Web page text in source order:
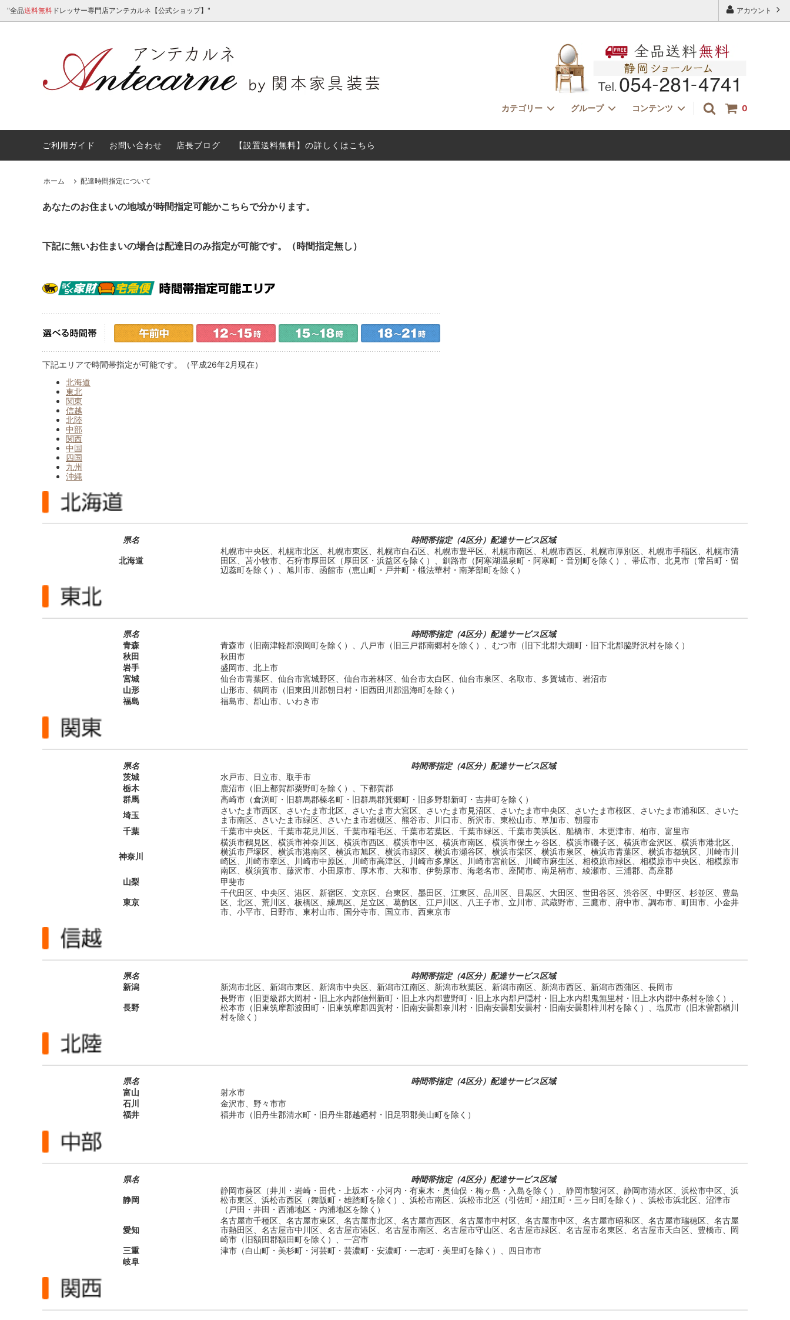
アカウント
"全品送料無料 ドレッサー専門店アンテカルネ【公式ショップ】"
0
カテゴリー
女優ミラーライト付ドレッサー アンティークドレッサー
グループ
ミラー カラー
コンテンツ
サイトマップ
塗装・ファブリック見本（無料）をお送
りします。
ドレッサーご購入前に。よくある質問Ｑ
ご利用ガイド お問い合わせ 店長ブログ 【設置送料無料】の詳しくはこちら
ホーム 配達時間指定について
あなたのお住まいの地域が時間指定可能かこちらで分かります。
下記に無いお住まいの場合は配達日のみ指定が可能です。（時間指定無し）
下記エリアで時間帯指定が可能です。（平成26年2月現在）
北海道
東北
関東
信越
北陸
中部
関西
中国
四国
九州
沖縄
県名 時間帯指定（4区分）配達サービス区域
北海道
札幌市中央区、札幌市北区、札幌市東区、札幌市白石区、札幌市豊平区、札幌市南区、札幌市西区、札幌市厚別区、札幌市手稲区、札幌市清
田区、苫小牧市、石狩市厚田区（厚田区・浜益区を除く）、釧路市（阿寒湖温泉町・阿寒町・音別町を除く）、帯広市、北見市（常呂町・留
辺蕊町を除く）、旭川市、函館市（恵山町・戸井町・椴法華村・南茅部町を除く）
県名
時間帯指定（4区分）配達サービス区域
青森
青森市（旧南津軽郡浪岡町を除く）、八戸市（旧三戸郡南郷村を除く）、むつ市（旧下北郡大畑町・旧下北郡脇野沢村を除く）
秋田
秋田市
岩手
盛岡市、北上市
宮城
仙台市青葉区、仙台市宮城野区、仙台市若林区、仙台市太白区、仙台市泉区、名取市、多賀城市、岩沼市
山形
山形市、鶴岡市（旧東田川郡朝日村・旧西田川郡温海町を除く）
福島
福島市、郡山市、いわき市
県名
時間帯指定（4区分）配達サービス区域
茨城
水戸市、日立市、取手市
栃木
鹿沼市（旧上都賀郡粟野町を除く）、下都賀郡
群馬
高崎市（倉渕町・旧群馬郡榛名町・旧群馬郡箕郷町・旧多野郡新町・吉井町を除く）
埼玉
さいたま市西区、さいたま市北区、さいたま市大宮区、さいたま市見沼区、さいたま市中央区、さいたま市桜区、さいたま市浦和区、さいた
ま市南区、さいたま市緑区、さいたま市岩槻区、熊谷市、川口市、所沢市、東松山市、草加市、朝霞市
千葉
千葉市中央区、千葉市花見川区、千葉市稲毛区、千葉市若葉区、千葉市緑区、千葉市美浜区、船橋市、木更津市、柏市、富里市
神奈川
横浜市鶴見区、横浜市神奈川区、横浜市西区、横浜市中区、横浜市南区、横浜市保土ヶ谷区、横浜市磯子区、横浜市金沢区、横浜市港北区、
横浜市戸塚区、横浜市港南区、横浜市旭区、横浜市緑区、横浜市瀬谷区、横浜市栄区、横浜市泉区、横浜市青葉区、横浜市都筑区、川崎市川
崎区、川崎市幸区、川崎市中原区、川崎市高津区、川崎市多摩区、川崎市宮前区、川崎市麻生区、相模原市緑区、相模原市中央区、相模原市
南区、横須賀市、藤沢市、小田原市、厚木市、大和市、伊勢原市、海老名市、座間市、南足柄市、綾瀬市、三浦郡、高座郡
山梨
甲斐市
東京
千代田区、中央区、港区、新宿区、文京区、台東区、墨田区、江東区、品川区、目黒区、大田区、世田谷区、渋谷区、中野区、杉並区、豊島
区、北区、荒川区、板橋区、練馬区、足立区、葛飾区、江戸川区、八王子市、立川市、武蔵野市、三鷹市、府中市、調布市、町田市、小金井
市、小平市、日野市、東村山市、国分寺市、国立市、西東京市
県名
時間帯指定（4区分）配達サービス区域
新潟
新潟市北区、新潟市東区、新潟市中央区、新潟市江南区、新潟市秋葉区、新潟市南区、新潟市西区、新潟市西蒲区、長岡市
長野
長野市（旧更級郡大岡村・旧上水内郡信州新町・旧上水内郡豊野町・旧上水内郡戸隠村・旧上水内郡鬼無里村・旧上水内郡中条村を除く）、
松本市（旧東筑摩郡波田町・旧東筑摩郡四賀村・旧南安曇郡奈川村・旧南安曇郡安曇村・旧南安曇郡梓川村を除く）、塩尻市（旧木曽郡楢川
村を除く）
県名
時間帯指定（4区分）配達サービス区域
富山
射水市
石川
金沢市、野々市市
福井
福井市（旧丹生郡清水町・旧丹生郡越廼村・旧足羽郡美山町を除く）
県名 時間帯指定（4区分）配達サービス区域
静岡
静岡市葵区（井川・岩崎・田代・上坂本・小河内・有東木・奥仙俣・梅ヶ島・入島を除く）、静岡市駿河区、静岡市清水区、浜松市中区、浜
松市東区、浜松市西区（舞阪町・雄踏町を除く）、浜松市南区、浜松市北区（引佐町・細江町・三ヶ日町を除く）、浜松市浜北区、沼津市
（戸田・井田・西浦地区・内浦地区を除く）
愛知
名古屋市千種区、名古屋市東区、名古屋市北区、名古屋市西区、名古屋市中村区、名古屋市中区、名古屋市昭和区、名古屋市瑞穂区、名古屋
市熱田区、名古屋市中川区、名古屋市港区、名古屋市南区、名古屋市守山区、名古屋市緑区、名古屋市名東区、名古屋市天白区、豊橋市、岡
崎市（旧額田郡額田町を除く）、一宮市
三重
津市（白山町・美杉町・河芸町・芸濃町・安濃町・一志町・美里町を除く）、四日市市
岐阜